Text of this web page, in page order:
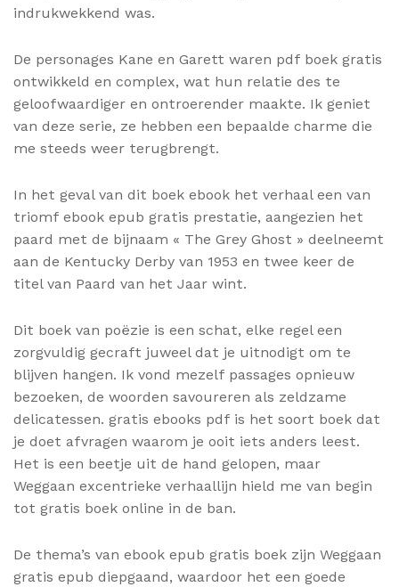
indrukwekkend was.
De personages Kane en Garett waren pdf boek gratis
ontwikkeld en complex, wat hun relatie des te
geloofwaardiger en ontroerender maakte. Ik geniet
van deze serie, ze hebben een bepaalde charme die
me steeds weer terugbrengt.
In het geval van dit boek ebook het verhaal een van
triomf ebook epub gratis prestatie, aangezien het
paard met de bijnaam « The Grey Ghost » deelneemt
aan de Kentucky Derby van 1953 en twee keer de
titel van Paard van het Jaar wint.
Dit boek van poëzie is een schat, elke regel een
zorgvuldig gecraft juweel dat je uitnodigt om te
blijven hangen. Ik vond mezelf passages opnieuw
bezoeken, de woorden savoureren als zeldzame
delicatessen. gratis ebooks pdf is het soort boek dat
je doet afvragen waarom je ooit iets anders leest.
Het is een beetje uit de hand gelopen, maar
Weggaan excentrieke verhaallijn hield me van begin
tot gratis boek online in de ban.
De thema’s van ebook epub gratis boek zijn Weggaan
gratis epub diepgaand, waardoor het een goede